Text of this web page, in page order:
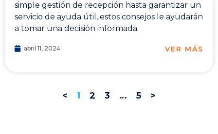
simple gestión de recepción hasta garantizar un
servicio de ayuda útil, estos consejos le ayudarán
a tomar una decisión informada.
abril 11, 2024 VER MÁS
< 1 2 3 … 5 >